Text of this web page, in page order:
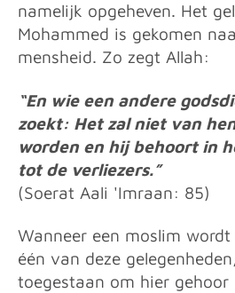
namelijk opgeheven. Het
Mohammed is gekomen
mensheid. Zo zegt Allah:
“En wie een andere
zoekt: Het zal niet van
worden en hij behoort in
tot de verliezers.”
(Soerat Aali 'Imraan: 85)
Wanneer een moslim
één van deze
toegestaan om hier gehoor